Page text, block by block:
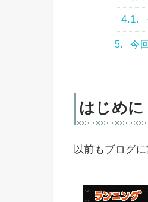
4.1.
5. 今
はじめに
以前もブログ